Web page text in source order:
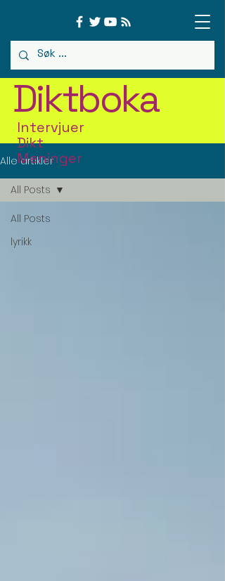
Diktboka
Intervjuer
Dikt
Meninger
Alle artikler
All Posts
lyrikk
All Posts